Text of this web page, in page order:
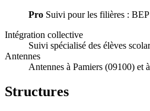
Pro Suivi pour les filières :
Intégration collective
Suivi spécialisé des élèves
Antennes
Antennes à Pamiers (09100) et
Structures